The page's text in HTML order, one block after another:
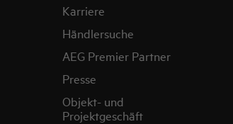
Karriere
Händlersuche
AEG Premier Partner
Presse
Objekt- und
Projektgeschäft